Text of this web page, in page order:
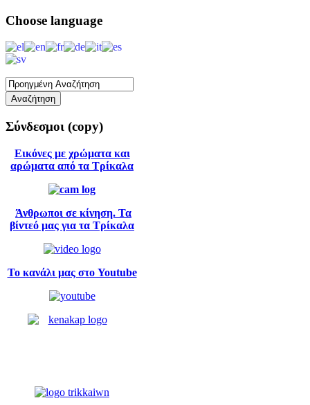
Choose language
Σύνδεσμοι (copy)
Εικόνες με χρώματα και
αρώματα από τα Τρίκαλα
Άνθρωποι σε κίνηση. Τα
βίντεό μας για τα Τρίκαλα
Το κανάλι μας στο Youtube